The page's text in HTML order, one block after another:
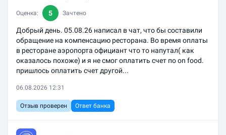
Оценка: 5 Зачтено
Добрый день. 05.08.26 написал в чат, что бы составили
обращение на компенсацию ресторана. Во время оплаты
в ресторане аэропорта официант что то напутал( как
оказалось похоже) и я не смог оплатить счет по on food.
пришлось оплатить счет другой...
06.08.2026 12:31
Отзыв проверен Ответ банка